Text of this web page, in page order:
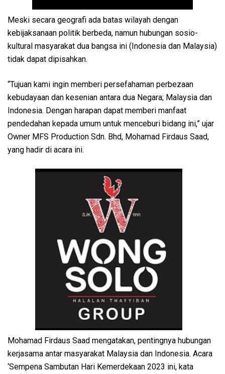
Meski secara geografi ada batas wilayah dengan
kebijaksanaan politik berbeda, namun hubungan sosio-
kultural masyarakat dua bangsa ini (Indonesia dan Malaysia)
tidak dapat dipisahkan.
“Tujuan kami ingin memberi persefahaman perbezaan
kebudayaan dan kesenian antara dua Negara; Malaysia dan
Indonesia. Dengan harapan dapat memberi manfaat
pendedahan kepada umum untuk menceburi bidang ini,” ujar
Owner MFS Production Sdn. Bhd, Mohamad Firdaus Saad,
yang hadir di acara ini.
Mohamad Firdaus Saad mengatakan, pentingnya hubungan
kerjasama antar masyarakat Malaysia dan Indonesia. Acara
‘Sempena Sambutan Hari Kemerdekaan 2023 ini, kata